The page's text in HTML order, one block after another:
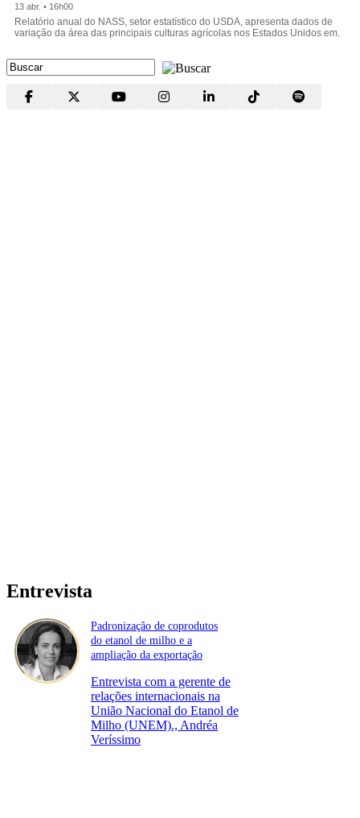
13 abr. • 16h00
Relatório anual do NASS, setor estatístico do USDA, apresenta dados de
variação da área das principais culturas agrícolas nos Estados Unidos em.
Entrevista
Padronização de coprodutos
do etanol de milho e a
ampliação da exportação
Entrevista com a gerente de
relações internacionais na
União Nacional do Etanol de
Milho (UNEM)., Andréa
Veríssimo